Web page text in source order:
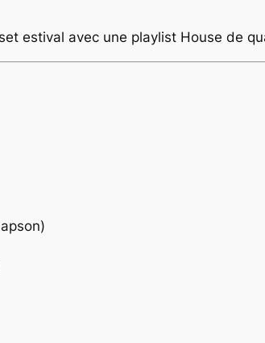
estival avec une playlist House de